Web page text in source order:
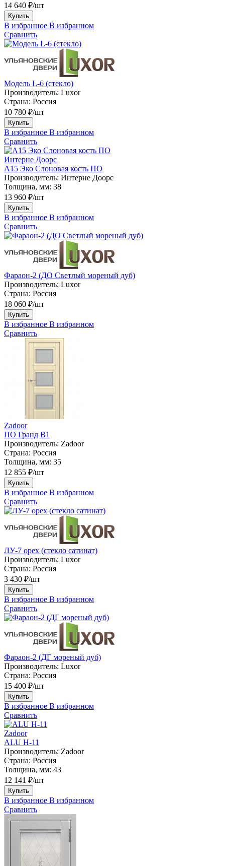
14 640 ₽/шт
Купить
В избранное В избранном
Сравнить
Модель L-6 (стекло)
Производитель: Luxor
Страна: Россия
10 780 ₽/шт
Купить
В избранное В избранном
Сравнить
Интерне Доорс
А15 Эко Слоновая кость ПО
Производитель: Интерне Доорс
Толщина, мм: 38
13 960 ₽/шт
Купить
В избранное В избранном
Сравнить
Фараон-2 (ДО Светлый мореный дуб)
Производитель: Luxor
Страна: Россия
18 060 ₽/шт
Купить
В избранное В избранном
Сравнить
Zadoor
ПО Гранд В1
Производитель: Zadoor
Страна: Россия
Толщина, мм: 35
12 855 ₽/шт
Купить
В избранное В избранном
Сравнить
ЛУ-7 орех (стекло сатинат)
Производитель: Luxor
Страна: Россия
3 430 ₽/шт
Купить
В избранное В избранном
Сравнить
Фараон-2 (ДГ мореный дуб)
Производитель: Luxor
Страна: Россия
15 400 ₽/шт
Купить
В избранное В избранном
Сравнить
Zadoor
ALU H-11
Производитель: Zadoor
Страна: Россия
Толщина, мм: 43
12 141 ₽/шт
Купить
В избранное В избранном
Сравнить